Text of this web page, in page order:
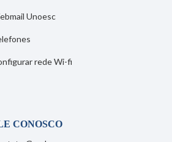
Unoesc
rede Wi-fi
CONOSCO